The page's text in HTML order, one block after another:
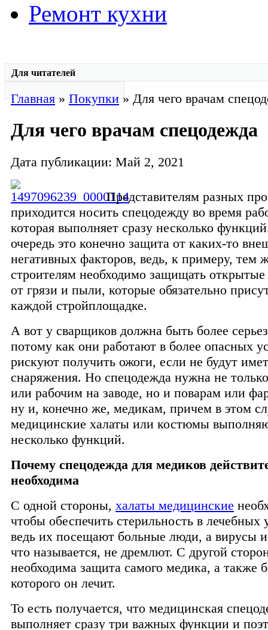
Ремонт кухни
Для читателей
Главная»Покупки» Для чего врачам
Для чего врачам спецодежда
Дата публикации: Май 2, 2021
Представителям разных
приходится носить спецодежду во время
которая выполняет сразу несколько
очередь это конечно защита от каких-то
негативных факторов, ведь, к примеру, тем
строителям необходимо защищать открытые
от грязи и пыли, которые обязательно
каждой стройплощадке.
А вот у сварщиков должна быть более
потому как они работают в более опасных
рискуют получить ожоги, если не будут
снаряжения. Но спецодежда нужна не
или рабочим на заводе, но и поварам или
ну и, конечно же, медикам, причем в этом
медицинские халаты или костюмы
несколько функций.
Почему спецодежда для медиков
необходима
С одной стороны, халаты медицинские
чтобы обеспечить стерильность в лечебных
ведь их посещают больные люди, а вирусы
что называется, не дремлют. С другой
необходима защита самого медика, а также
которого он лечит.
То есть получается, что медицинская
выполняет сразу три важных функции и